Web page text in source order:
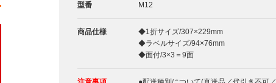
型番 M12
商品仕様
◆1折サイズ/307×229mm
◆ラベルサイズ/94×76mm
◆面付/3×3＝9面